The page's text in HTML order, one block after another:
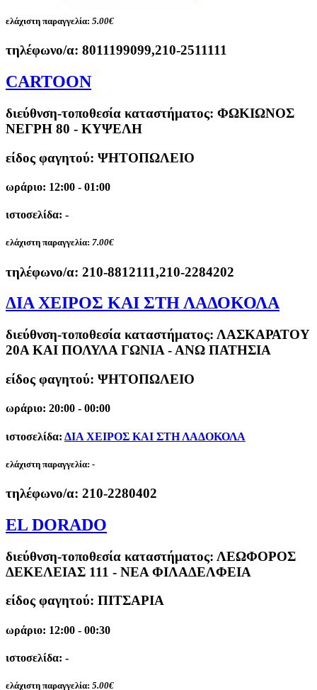
ελάχιστη παραγγελία: 5.00€
τηλέφωνο/α: 8011199099,210-2511111
CARTOON
διεύθνση-τοποθεσία καταστήματος: ΦΩΚΙΩΝΟΣ
ΝΕΓΡΗ 80 - ΚΥΨΕΛΗ
είδος φαγητού: ΨΗΤΟΠΩΛΕΙΟ
ωράριο: 12:00 - 01:00
ιστοσελίδα: -
ελάχιστη παραγγελία: 7.00€
τηλέφωνο/α: 210-8812111,210-2284202
ΔΙΑ ΧΕΙΡΟΣ ΚΑΙ ΣΤΗ ΛΑΔΟΚΟΛΑ
διεύθνση-τοποθεσία καταστήματος: ΛΑΣΚΑΡΑΤΟΥ
20Α ΚΑΙ ΠΟΛΥΛΑ ΓΩΝΙΑ - ΑΝΩ ΠΑΤΗΣΙΑ
είδος φαγητού: ΨΗΤΟΠΩΛΕΙΟ
ωράριο: 20:00 - 00:00
ιστοσελίδα: ΔΙΑ ΧΕΙΡΟΣ ΚΑΙ ΣΤΗ ΛΑΔΟΚΟΛΑ
ελάχιστη παραγγελία: -
τηλέφωνο/α: 210-2280402
EL DORADO
διεύθνση-τοποθεσία καταστήματος: ΛΕΩΦΟΡΟΣ
ΔΕΚΕΛΕΙΑΣ 111 - ΝΕΑ ΦΙΛΑΔΕΛΦΕΙΑ
είδος φαγητού: ΠΙΤΣΑΡΙΑ
ωράριο: 12:00 - 00:30
ιστοσελίδα: -
ελάχιστη παραγγελία: 5.00€